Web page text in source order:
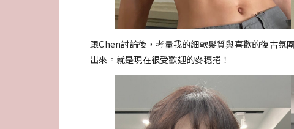
跟Chen討論後，考量我的細軟髮質與喜歡的復古氛
出來。就是現在很受歡迎的麥穗捲！